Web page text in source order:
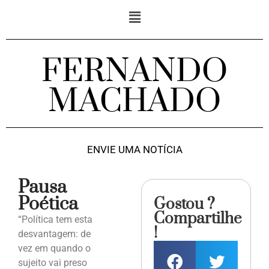
FERNANDO
MACHADO
ENVIE UMA NOTÍCIA
Pausa
Poética
“Política tem esta
desvantagem: de
vez em quando o
sujeito vai preso
Gostou ?
Compartilhe
!